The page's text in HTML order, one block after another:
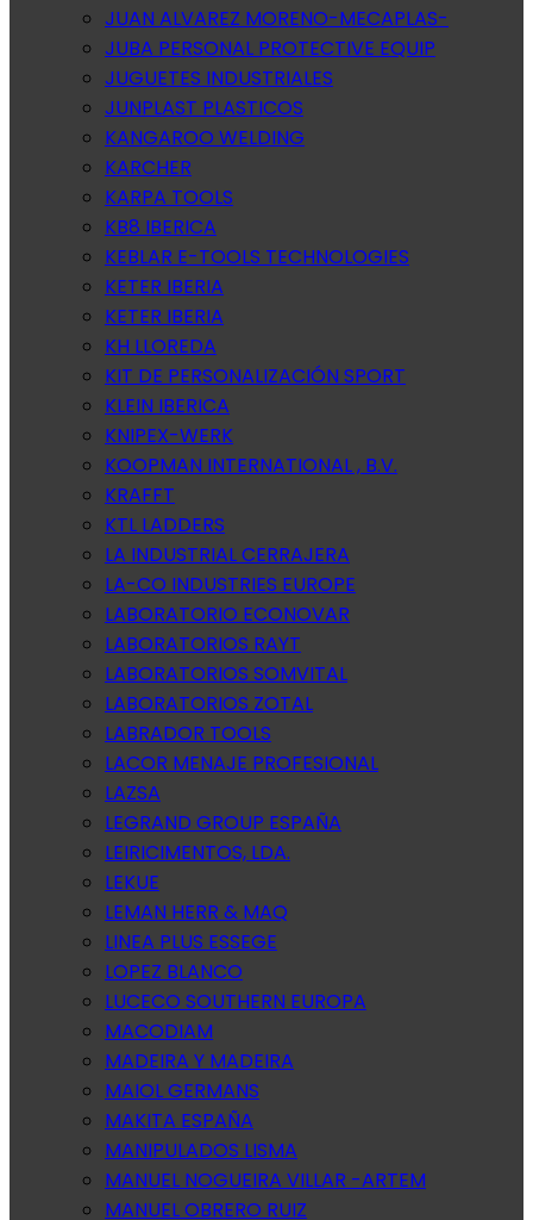
JUAN ALVAREZ MORENO-MECAPLAS-
JUBA PERSONAL PROTECTIVE EQUIP
JUGUETES INDUSTRIALES
JUNPLAST PLASTICOS
KANGAROO WELDING
KARCHER
KARPA TOOLS
KB8 IBERICA
KEBLAR E-TOOLS TECHNOLOGIES
KETER IBERIA
KETER IBERIA
KH LLOREDA
KIT DE PERSONALIZACIÓN SPORT
KLEIN IBERICA
KNIPEX-WERK
KOOPMAN INTERNATIONAL , B.V.
KRAFFT
KTL LADDERS
LA INDUSTRIAL CERRAJERA
LA-CO INDUSTRIES EUROPE
LABORATORIO ECONOVAR
LABORATORIOS RAYT
LABORATORIOS SOMVITAL
LABORATORIOS ZOTAL
LABRADOR TOOLS
LACOR MENAJE PROFESIONAL
LAZSA
LEGRAND GROUP ESPAÑA
LEIRICIMENTOS, LDA.
LEKUE
LEMAN HERR & MAQ
LINEA PLUS ESSEGE
LOPEZ BLANCO
LUCECO SOUTHERN EUROPA
MACODIAM
MADEIRA Y MADEIRA
MAIOL GERMANS
MAKITA ESPAÑA
MANIPULADOS LISMA
MANUEL NOGUEIRA VILLAR -ARTEM
MANUEL OBRERO RUIZ